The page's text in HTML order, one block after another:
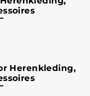
Herenkleding,